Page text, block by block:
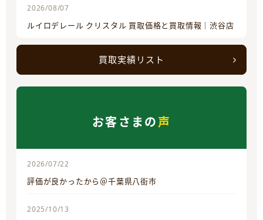
2026/08/07
ルイロデレール クリスタル 買取価格と買取情報｜渋谷店
買取実績リスト
お客さまの声
2026/07/22
評価が良かったから＠千葉県八街市
2025/10/13